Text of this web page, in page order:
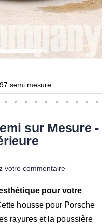
semi mesure
sur Mesure -
votre commentaire
pour votre
housse pour Porsche
rayures et la poussière